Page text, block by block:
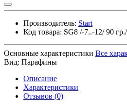
Производитель: Start
Код товара: SG8 /-7..-12/ 90
Основные характеристики Все
Вид: Парафины
Описание
Характеристики
Отзывов (0)